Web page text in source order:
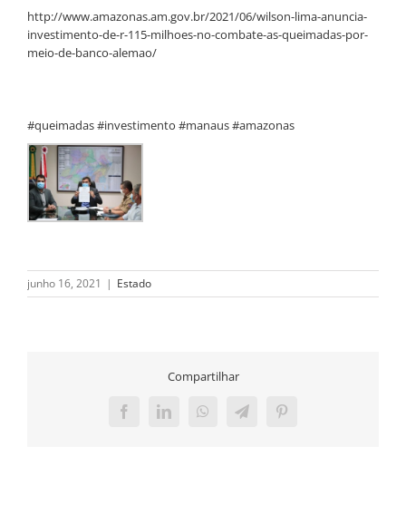
http://www.amazonas.am.gov.br/2021/06/wilson-lima-anuncia-
investimento-de-r-115-milhoes-no-combate-as-queimadas-por-
meio-de-banco-alemao/
#queimadas #investimento #manaus #amazonas
junho 16, 2021 | Estado
Compartilhar
FacebookLinkedInWhatsAppTelegramPinterest